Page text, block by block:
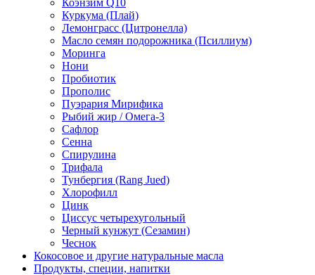
Коэнзим Q10
Куркума (Плай)
Лемонграсс (Цитронелла)
Масло семян подорожника (Псиллиум)
Моринга
Нони
Пробиотик
Прополис
Пуэрария Мирифика
Рыбий жир / Омега-3
Сафлор
Сенна
Спирулина
Трифала
Тунбергия (Rang Jued)
Хлорофилл
Цинк
Циссус четырехугольный
Черный кунжут (Сезамин)
Чеснок
Кокосовое и другие натуральные масла
Продукты, специи, напитки